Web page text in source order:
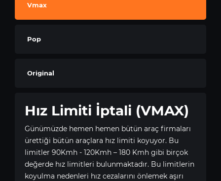
Vmax
Pop
Original
Hız Limiti İptali (VMAX)
Günümüzde hemen hemen bütün araç firmaları
ürettiği bütün araçlara hız limiti koyuyor. Bu
limitler 90Kmh - 120Kmh – 180 Kmh gibi birçok
değerde hız limitleri bulunmaktadır. Bu limitlerin
koyulma nedenleri hız cezalarını önlemek aşırı